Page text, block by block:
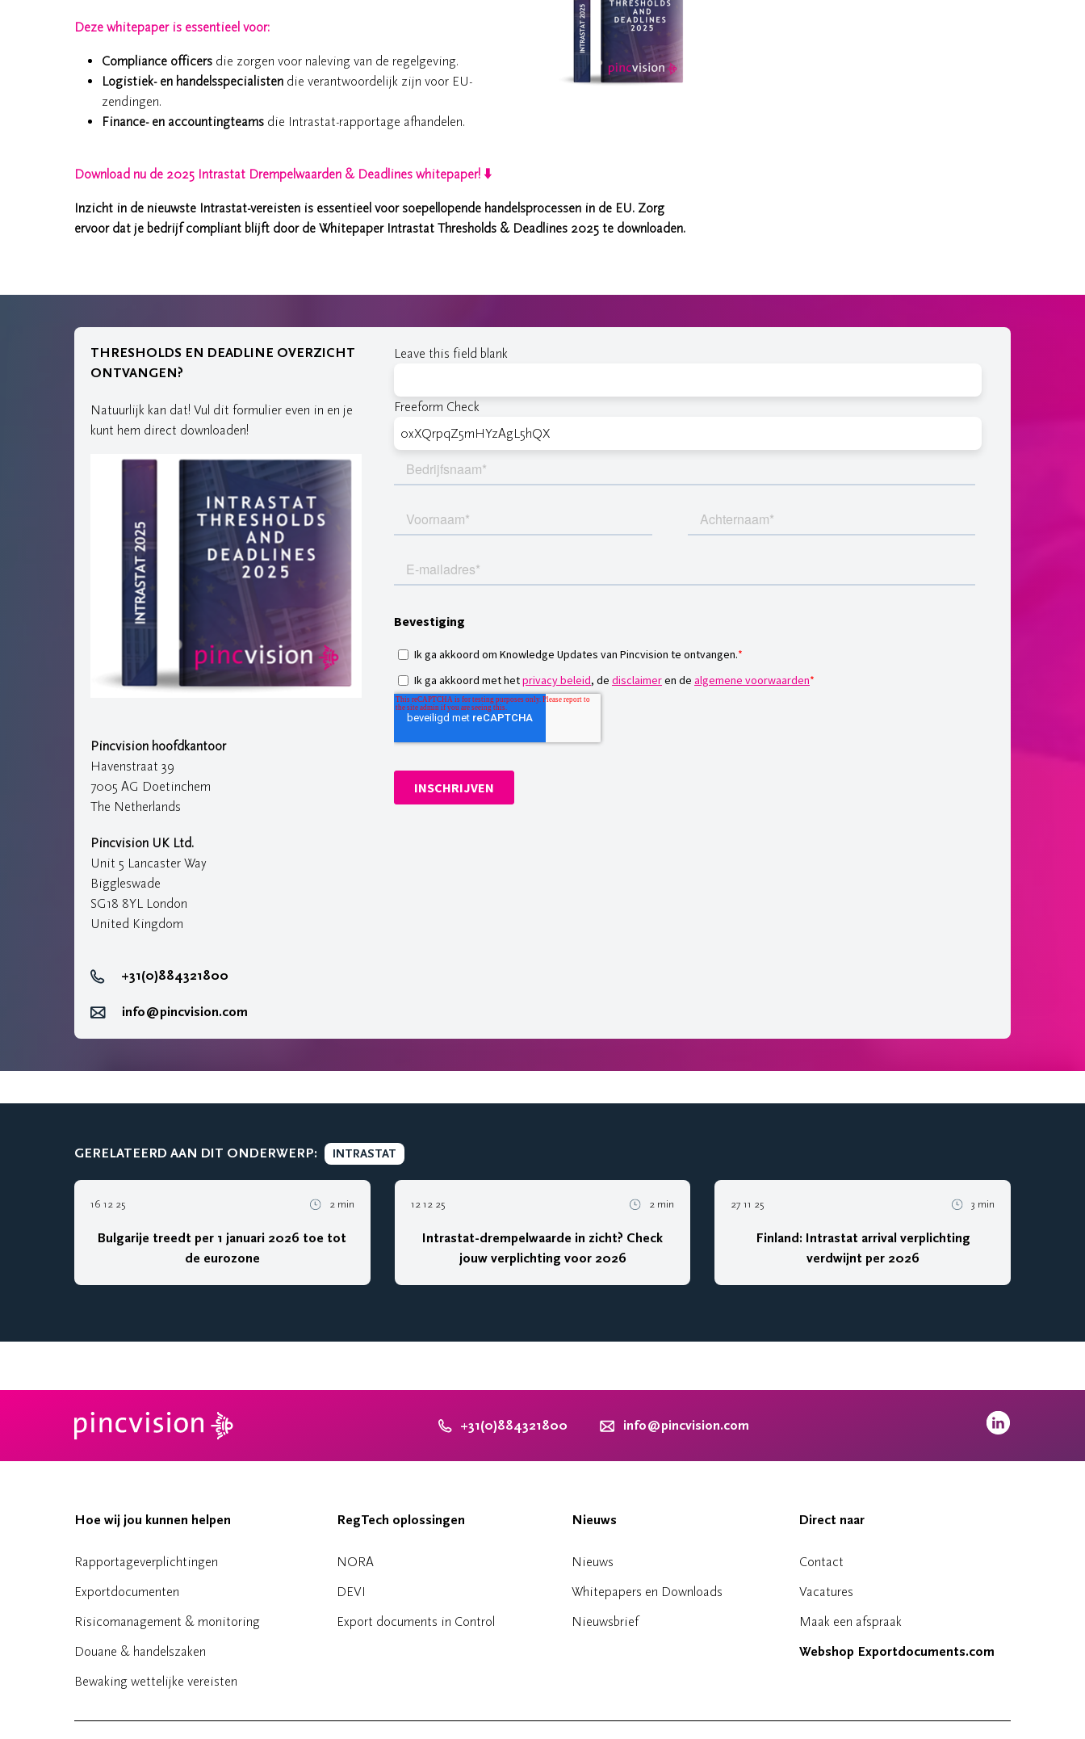
Deze whitepaper is essentieel voor:
Compliance officers die zorgen voor naleving van de regelgeving.
Logistiek- en handelsspecialisten die verantwoordelijk zijn voor EU-
zendingen.
Finance- en accountingteams die Intrastat-rapportage afhandelen.
Download nu de 2025 Intrastat Drempelwaarden & Deadlines whitepaper! ⬇️
Inzicht in de nieuwste Intrastat-vereisten is essentieel voor soepellopende handelsprocessen in de EU. Zorg
ervoor dat je bedrijf compliant blijft door de Whitepaper Intrastat Thresholds & Deadlines 2025 te downloaden.
THRESHOLDS EN DEADLINE OVERZICHT
ONTVANGEN?
Natuurlijk kan dat! Vul dit formulier even in en je
kunt hem direct downloaden!
Pincvision hoofdkantoor
Havenstraat 39
7005 AG Doetinchem
The Netherlands
Pincvision UK Ltd.
Unit 5 Lancaster Way
Biggleswade
SG18 8YL London
United Kingdom
+31(0)884321800
info@pincvision.com
Leave this field blank
Freeform Check
GERELATEERD AAN DIT ONDERWERP: INTRASTAT
16 12 25 2 min
Bulgarije treedt per 1 januari 2026 toe tot
de eurozone
12 12 25 2 min
Intrastat-drempelwaarde in zicht? Check
jouw verplichting voor 2026
27 11 25 3 min
Finland: Intrastat arrival verplichting
verdwijnt per 2026
+31(0)884321800 info@pincvision.com
Hoe wij jou kunnen helpen
Rapportageverplichtingen
Exportdocumenten
Risicomanagement & monitoring
Douane & handelszaken
Bewaking wettelijke vereisten
RegTech oplossingen
NORA
DEVI
Export documents in Control
Nieuws
Nieuws
Whitepapers en Downloads
Nieuwsbrief
Direct naar
Contact
Vacatures
Maak een afspraak
Webshop Exportdocuments.com